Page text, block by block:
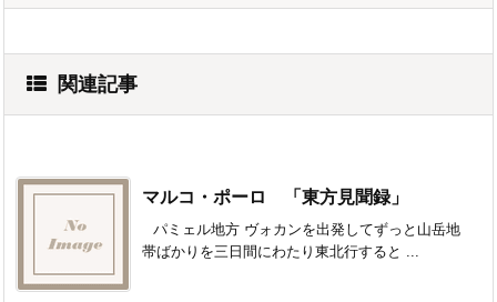
関連記事
マルコ・ポーロ 「東方見聞録」
パミェル地方 ヴォカンを出発してずっと山岳地
帯ばかりを三日間にわたり東北行すると ...